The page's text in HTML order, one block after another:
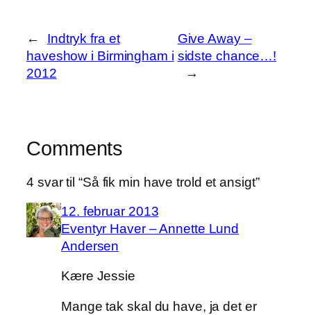
←
Indtryk fra et
haveshow i Birmingham i
2012
Give Away –
sidste chance…!
→
Comments
4 svar til “Så fik min have trold et ansigt”
12. februar 2013
Eventyr Haver – Annette Lund
Andersen
Kære Jessie
Mange tak skal du have, ja det er